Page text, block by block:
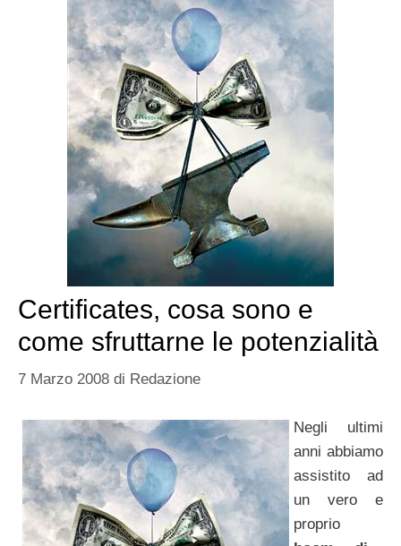
Certificates, cosa sono e
come sfruttarne le potenzialità
7 Marzo 2008 di Redazione
Negli ultimi
anni abbiamo
assistito ad
un vero e
proprio